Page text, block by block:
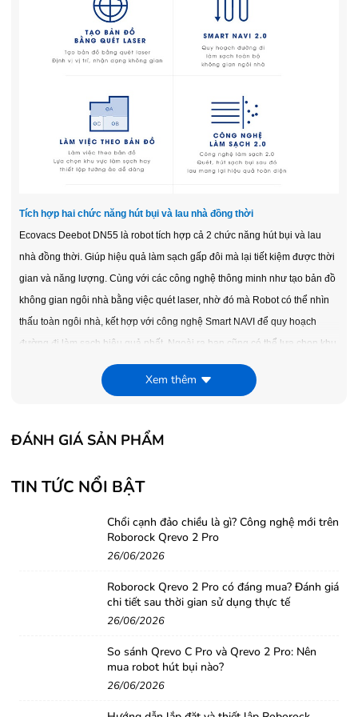
Tích hợp hai chức năng hút bụi và lau nhà đồng thời
Ecovacs Deebot DN55 là robot tích hợp cả 2 chức năng hút bụi và lau
nhà đồng thời. Giúp hiệu quả làm sạch gấp đôi mà lại tiết kiệm được thời
gian và năng lượng. Cùng với các công nghệ thông minh như tạo bản đồ
không gian ngôi nhà bằng việc quét laser, nhờ đó mà Robot có thể nhìn
thấu toàn ngôi nhà, kết hợp với công nghệ Smart NAVI để quy hoạch
đường đi làm sạch hiệu quả nhất. Ngoài ra bạn cũng có thể lựa chọn khu
vực cần làm sạch dựa trên bản đồ qua ứng dụng trên điện thoại.
Hệ thống điều hướng thông minh Smart Navi 2.0
Một ưu điểm nổi bật và cũng là tính năng mới được trang bị ở những
Xem thêm
ĐÁNH GIÁ SẢN PHẨM
TIN TỨC NỔI BẬT
Chổi cạnh đảo chiều là gì? Công nghệ mới trên
Roborock Qrevo 2 Pro
26/06/2026
Roborock Qrevo 2 Pro có đáng mua? Đánh giá
chi tiết sau thời gian sử dụng thực tế
26/06/2026
So sánh Qrevo C Pro và Qrevo 2 Pro: Nên
mua robot hút bụi nào?
26/06/2026